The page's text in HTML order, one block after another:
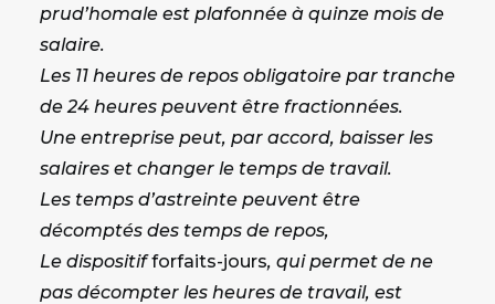
prud’homale est plafonnée à quinze mois de
salaire.
Les 11 heures de repos obligatoire par tranche
de 24 heures peuvent être fractionnées.
Une entreprise peut, par accord, baisser les
salaires et changer le temps de travail.
Les temps d’astreinte peuvent être
décomptés des temps de repos,
Le dispositifforfaits-jours, qui permet de ne
pas décompter les heures de travail, est